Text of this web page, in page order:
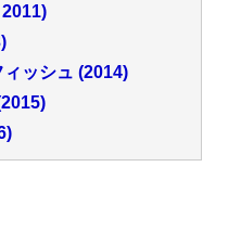
ッシュ (2014)